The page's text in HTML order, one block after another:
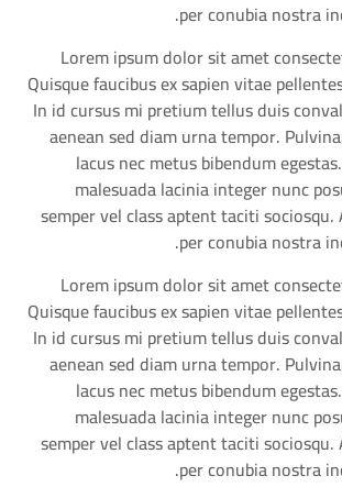
per conubia nostra
Lorem ipsum dolor sit amet
Quisque faucibus ex sapien vitae
In id cursus mi pretium tellus duis
aenean sed diam urna tempor.
lacus nec metus bibendum
malesuada lacinia integer nunc
semper vel class aptent taciti
per conubia nostra
Lorem ipsum dolor sit amet
Quisque faucibus ex sapien vitae
In id cursus mi pretium tellus duis
aenean sed diam urna tempor.
lacus nec metus bibendum
malesuada lacinia integer nunc
semper vel class aptent taciti
per conubia nostra